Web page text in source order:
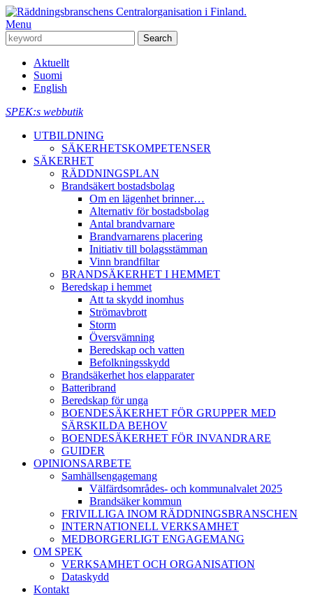
Menu
Aktuellt
Suomi
English
SPEK:s webbutik
UTBILDNING
SÄKERHETSKOMPETENSER
SÄKERHET
RÄDDNINGSPLAN
Brandsäkert bostadsbolag
Om en lägenhet brinner…
Alternativ för bostadsbolag
Antal brandvarnare
Brandvarnarens placering
Initiativ till bolagsstämman
Vinn brandfiltar
BRANDSÄKERHET I HEMMET
Beredskap i hemmet
Att ta skydd inomhus
Strömavbrott
Storm
Översvämning
Beredskap och vatten
Befolkningsskydd
Brandsäkerhet hos elapparater
Batteribrand
Beredskap för unga
BOENDESÄKERHET FÖR GRUPPER MED
SÄRSKILDA BEHOV
BOENDESÄKERHET FÖR INVANDRARE
GUIDER
OPINIONSARBETE
Samhällsengagemang
Välfärdsområdes- och kommunalvalet 2025
Brandsäker kommun
FRIVILLIGA INOM RÄDDNINGSBRANSCHEN
INTERNATIONELL VERKSAMHET
MEDBORGERLIGT ENGAGEMANG
OM SPEK
VERKSAMHET OCH ORGANISATION
Dataskydd
Kontakt